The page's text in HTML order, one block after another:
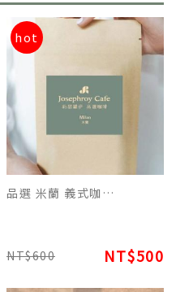
hot
品選 米蘭 義式咖啡阿拉比卡原豆(227g)適合濃縮/拿鐵/卡布奇諾飲用
NT$600 NT$500